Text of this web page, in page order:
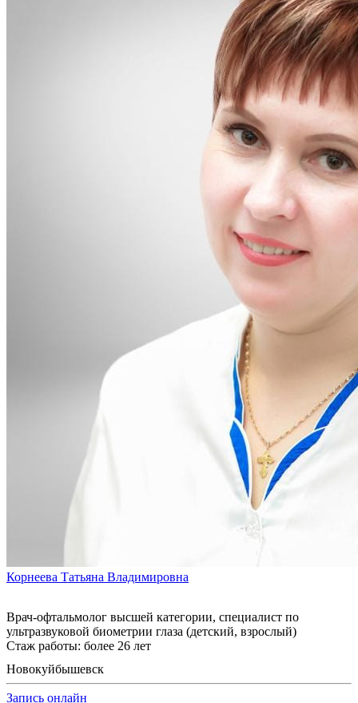
Корнеева Татьяна Владимировна
Врач-офтальмолог высшей категории, специалист по
ультразвуковой биометрии глаза (детский, взрослый)
Стаж работы: более 26 лет
Новокуйбышевск
Запись онлайн